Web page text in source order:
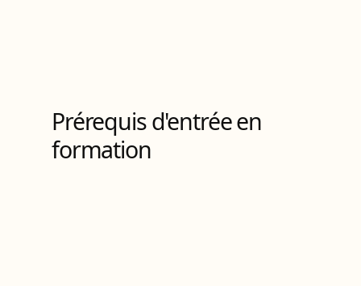
Prérequis d'entrée en
formation